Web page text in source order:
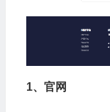
1、官网